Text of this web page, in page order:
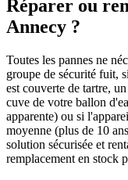
Réparer ou
Annecy ?
Toutes les pannes ne
groupe de sécurité fuit,
est couverte de tartre,
cuve de votre ballon
apparente) ou si
moyenne (plus de 10
solution sécurisée et
remplacement en stock